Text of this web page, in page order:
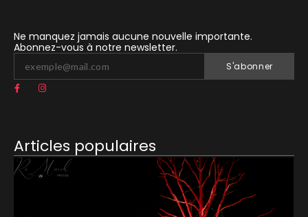
Ne manquez jamais aucune nouvelle importante.
Abonnez-vous à notre newsletter.
S'abonner
Articles populaires